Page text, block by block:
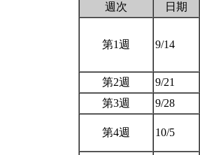
週次 日期
第1週 9/14
第2週
9/21
第3週
9/28
第4週 10/5